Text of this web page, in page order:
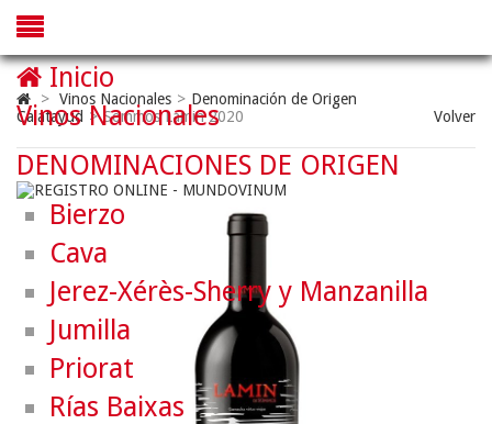
> Vinos Nacionales > Denominación de Origen
Calatayud > Sommos Lamin 2020 Volver
Inicio
Vinos Nacionales
DENOMINACIONES DE ORIGEN
Bierzo
Cava
Jerez-Xérès-Sherry y Manzanilla
Jumilla
Priorat
Rías Baixas